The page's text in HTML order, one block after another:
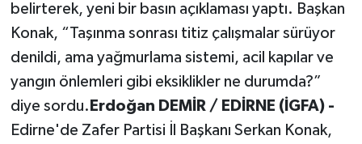
belirterek, yeni bir basın açıklaması yaptı. Başkan
Konak, “Taşınma sonrası titiz çalışmalar sürüyor
denildi, ama yağmurlama sistemi, acil kapılar ve
yangın önlemleri gibi eksiklikler ne durumda?”
diye sordu. Erdoğan DEMİR / EDİRNE (İGFA) -
Edirne'de Zafer Partisi İl Başkanı Serkan Konak,